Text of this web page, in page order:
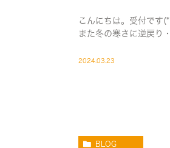
こんにちは。受付です
また冬の寒さに逆戻り
2024.03.23
BLOG